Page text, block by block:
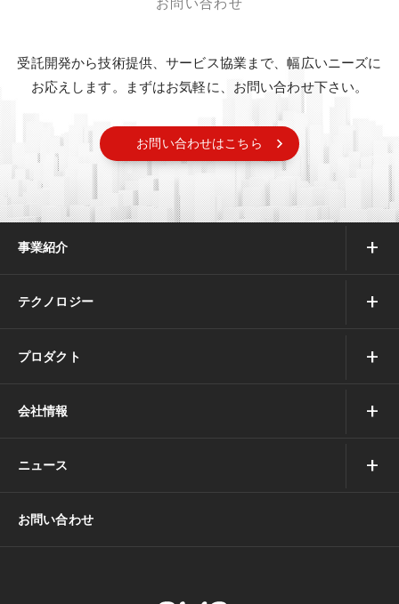
受託開発から技術提供、サービス協業まで、幅広いニーズに
お応えします。 まずはお気軽に、お問い合わせ下さい。
お問い合わせはこちら
事業紹介
テクノロジー
プロダクト
会社情報
ニュース
お問い合わせ